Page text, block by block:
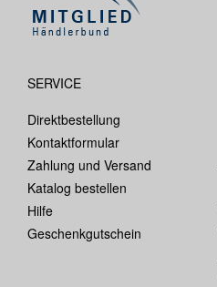
SERVICE
Direktbestellung
Kontaktformular
Zahlung und Versand
Katalog bestellen
Hilfe
Geschenkgutschein